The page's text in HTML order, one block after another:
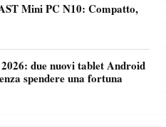
Mini PC N10: Compatto,
due nuovi tablet Android
spendere una fortuna